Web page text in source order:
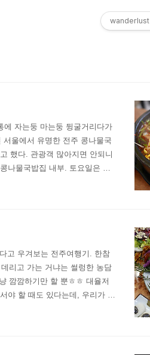
에 자는둥 마는둥 뒹굴거리다가
울에서 유명한 전주 콩나물국
했다. 관광객 많아지면 안되니
나물국밥집 내부. 토요일은 영
란. 세명은 황태콩나물국밥(7
고 우겨보는 전주여행기. 한참
리고 가는 거냐는 썰렁한 농담
깜깜하기만 할 뿐ㅎㅎ 대율저
야 할 때도 있다는데, 우리가 갔
게는 조금 아쉬웠음. 한정식은
wanderlust